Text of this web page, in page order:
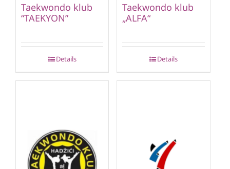
Taekwondo klub
“TAEKYON”
Details
Taekwondo klub
„ALFA“
Details